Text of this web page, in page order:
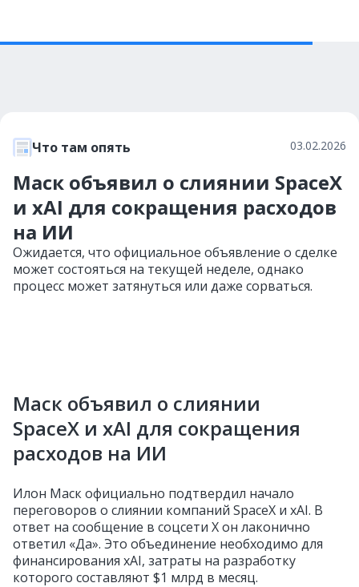
Что там опять 03.02.2026
Маск объявил о слиянии SpaceX
и xAI для сокращения расходов
на ИИ
Ожидается, что официальное объявление о сделке
может состояться на текущей неделе, однако
процесс может затянуться или даже сорваться.
Маск объявил о слиянии
SpaceX и xAI для сокращения
расходов на ИИ
Илон Маск официально подтвердил начало
переговоров о слиянии компаний SpaceX и xAI. В
ответ на сообщение в соцсети X он лаконично
ответил «Да». Это объединение необходимо для
финансирования xAI, затраты на разработку
которого составляют $1 млрд в месяц.